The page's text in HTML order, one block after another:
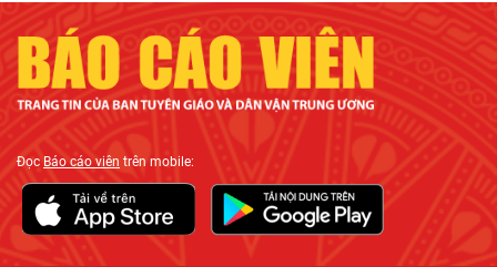
ĐọcBáo cáo viên trên mobile: